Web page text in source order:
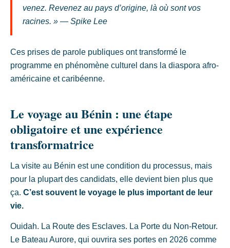
venez. Revenez au pays d’origine, là où sont vos
racines. » — Spike Lee
Ces prises de parole publiques ont transformé le
programme en phénomène culturel dans la diaspora afro-
américaine et caribéenne.
Le voyage au Bénin : une étape
obligatoire et une expérience
transformatrice
La visite au Bénin est une condition du processus, mais
pour la plupart des candidats, elle devient bien plus que
ça. C’est souvent le voyage le plus important de leur
vie.
Ouidah. La Route des Esclaves. La Porte du Non-Retour.
Le Bateau Aurore, qui ouvrira ses portes en 2026 comme